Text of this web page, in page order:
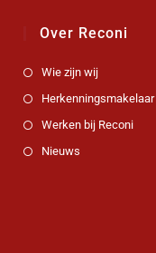
Over Reconi
Wie zijn wij
Herkenningsmakelaar
Werken bij Reconi
Nieuws